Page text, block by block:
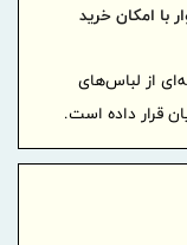
با امکان خرید
از لباس‌های
قرار داده است.